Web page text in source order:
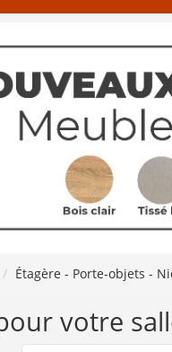
Étagère - Porte-objets -
votre